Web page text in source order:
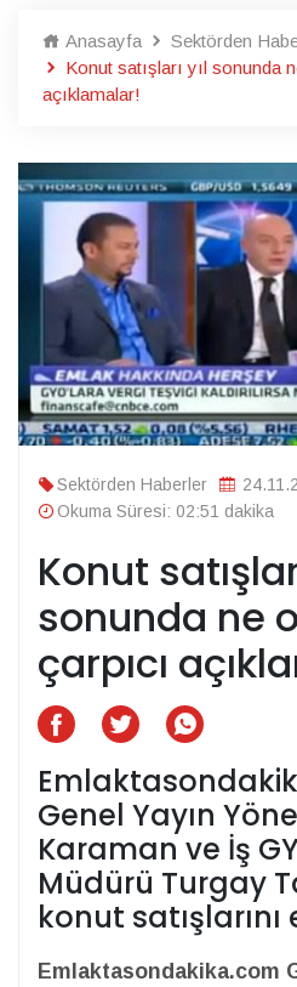
Anasayfa
Sektörden
Konut satışları yıl sonunda
açıklamalar!
Sektörden Haberler
Okuma Süresi: 02:51 dakika
Konut
sonunda ne
çarpıcı
Genel Yayın
Karaman ve İş
Müdürü Turgay
konut satışlarını
Emlaktasondakika.com